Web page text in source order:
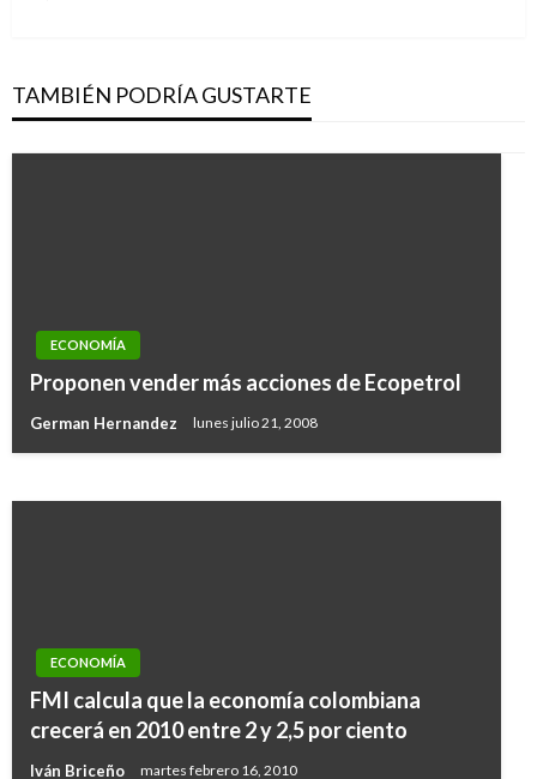
TAMBIÉN PODRÍA GUSTARTE
ECONOMÍA
Proponen vender más acciones de Ecopetrol
German Hernandez lunes julio 21, 2008
ECONOMÍA
El 59% de las transacciones bancarias se hace
ECONOMÍA
FMI calcula que la economía colombiana
crecerá en 2010 entre 2 y 2,5 por ciento
Iván Briceño martes febrero 16, 2010